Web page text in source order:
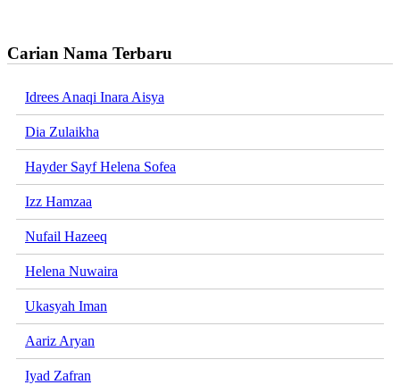
Carian Nama Terbaru
Idrees Anaqi Inara Aisya
Dia Zulaikha
Hayder Sayf Helena Sofea
Izz Hamzaa
Nufail Hazeeq
Helena Nuwaira
Ukasyah Iman
Aariz Aryan
Iyad Zafran